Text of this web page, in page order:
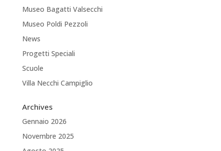
Museo Bagatti Valsecchi
Museo Poldi Pezzoli
News
Progetti Speciali
Scuole
Villa Necchi Campiglio
Archives
Gennaio 2026
Novembre 2025